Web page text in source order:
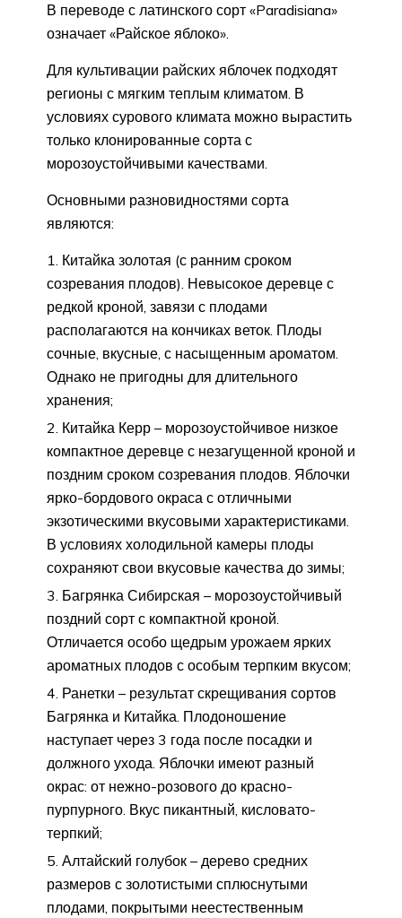
В переводе с латинского сорт «Paradisiana»
означает «Райское яблоко».
Для культивации райских яблочек подходят
регионы с мягким теплым климатом. В
условиях сурового климата можно вырастить
только клонированные сорта с
морозоустойчивыми качествами.
Основными разновидностями сорта
являются:
Китайка золотая (с ранним сроком
созревания плодов). Невысокое деревце с
редкой кроной, завязи с плодами
располагаются на кончиках веток. Плоды
сочные, вкусные, с насыщенным ароматом.
Однако не пригодны для длительного
хранения;
Китайка Керр – морозоустойчивое низкое
компактное деревце с незагущенной кроной и
поздним сроком созревания плодов. Яблочки
ярко-бордового окраса с отличными
экзотическими вкусовыми характеристиками.
В условиях холодильной камеры плоды
сохраняют свои вкусовые качества до зимы;
Багрянка Сибирская – морозоустойчивый
поздний сорт с компактной кроной.
Отличается особо щедрым урожаем ярких
ароматных плодов с особым терпким вкусом;
Ранетки – результат скрещивания сортов
Багрянка и Китайка. Плодоношение
наступает через 3 года после посадки и
должного ухода. Яблочки имеют разный
окрас: от нежно-розового до красно-
пурпурного. Вкус пикантный, кисловато-
терпкий;
Алтайский голубок – дерево средних
размеров с золотистыми сплюснутыми
плодами, покрытыми неестественным